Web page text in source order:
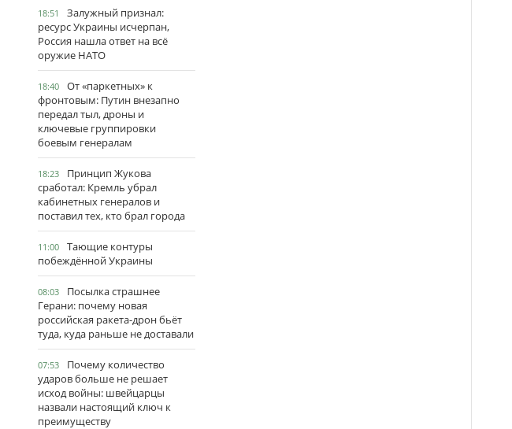
18:51
Залужный признал:
ресурс Украины исчерпан,
Россия нашла ответ на всё
оружие НАТО
18:40
От «паркетных» к
фронтовым: Путин внезапно
передал тыл, дроны и
ключевые группировки
боевым генералам
18:23
Принцип Жукова
сработал: Кремль убрал
кабинетных генералов и
поставил тех, кто брал города
11:00
Тающие контуры
побеждённой Украины
08:03
Посылка страшнее
Герани: почему новая
российская ракета-дрон бьёт
туда, куда раньше не доставали
07:53
Почему количество
ударов больше не решает
исход войны: швейцарцы
назвали настоящий ключ к
преимуществу